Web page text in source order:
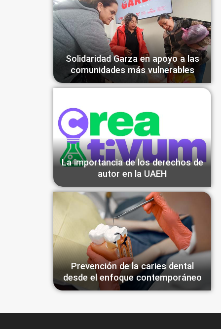
Solidaridad Garza en apoyo a las
comunidades más vulnerables
La importancia de los derechos de
autor en la UAEH
Prevención de la caries dental
desde el enfoque contemporáneo